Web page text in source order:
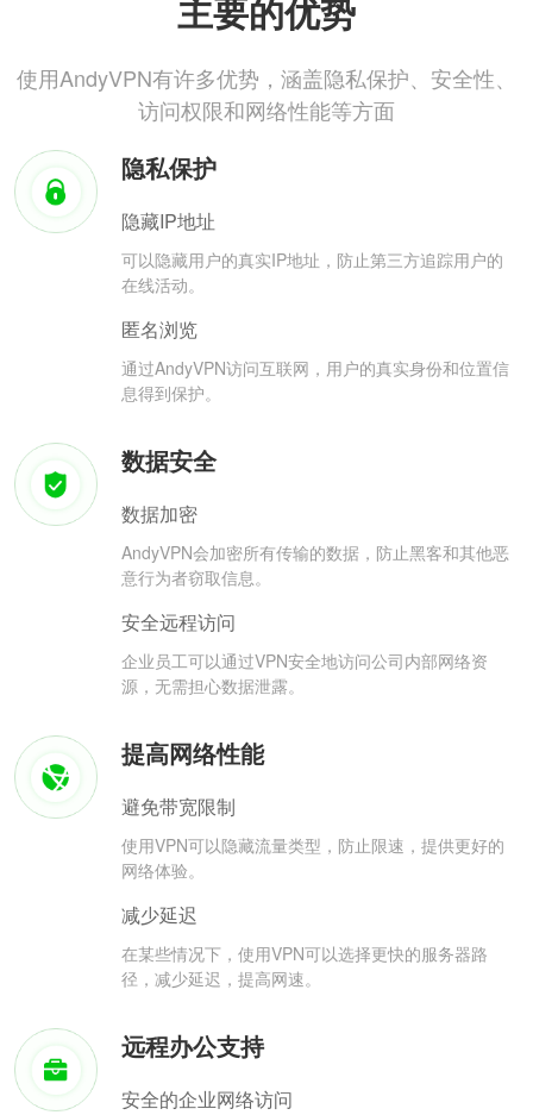
主要的优势
使用AndyVPN有许多优势，涵盖隐私保护、安全性、
访问权限和网络性能等方面
隐私保护
隐藏IP地址
可以隐藏用户的真实IP地址，防止第三方追踪用户的
在线活动。
匿名浏览
通过AndyVPN访问互联网，用户的真实身份和位置信
息得到保护。
数据安全
数据加密
AndyVPN会加密所有传输的数据，防止黑客和其他恶
意行为者窃取信息。
安全远程访问
企业员工可以通过VPN安全地访问公司内部网络资
源，无需担心数据泄露。
提高网络性能
避免带宽限制
使用VPN可以隐藏流量类型，防止限速，提供更好的
网络体验。
减少延迟
在某些情况下，使用VPN可以选择更快的服务器路
径，减少延迟，提高网速。
远程办公支持
安全的企业网络访问